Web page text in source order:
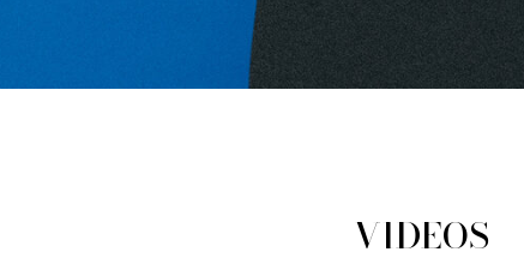
VIDEOS